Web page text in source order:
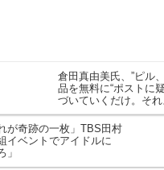
倉田真由美氏、”ピル
品を無料に“ポストに
づいていくだけ。そ
減らすべき」
が奇跡の一枚」TBS田村
イベントでアイドルに
」